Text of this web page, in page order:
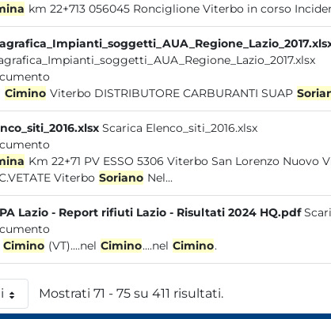
km 22+713
Cimino Viterbo DISTRIBUTORE CARBURANTI SUAP
Scarica Elenco_siti_2016.xlsx
Km 22+71 PV ESSO 5306 Viterbo San Lorenzo Nuovo Via Cassia Km 124+400 EX...DISCARICA COMUNALE IN
Viterbo Soriano Nel...
Lazio - Report rifiuti Lazio - Risultati 2024 HQ.pdf
Cimino (VT)....nel Cimino....nel Cimino.
Mostrati 71 - 75 su 411 risultati.